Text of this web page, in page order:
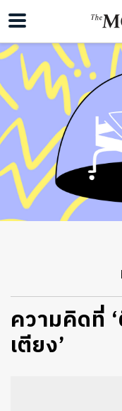
ความคิดที่
เตียง’